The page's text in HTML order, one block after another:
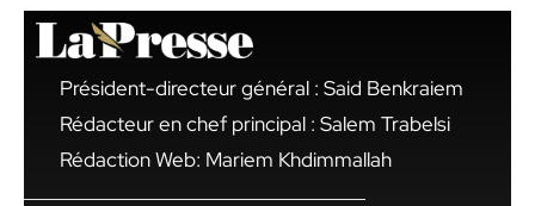
Président-directeur général : Said Benkraiem
Rédacteur en chef principal : Salem Trabelsi
Rédaction Web: Mariem Khdimmallah